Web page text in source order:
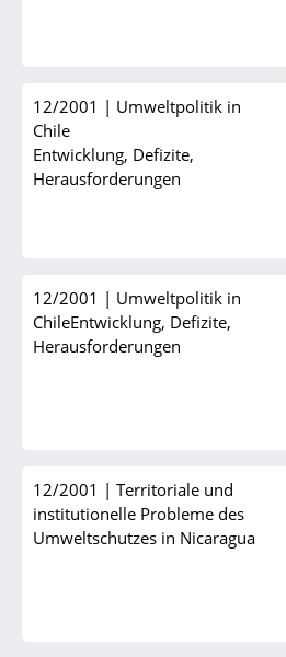
12/2001 | Umweltpolitik in
Chile
Entwicklung, Defizite,
Herausforderungen
12/2001 | Umweltpolitik in
ChileEntwicklung, Defizite,
Herausforderungen
12/2001 | Territoriale und
institutionelle Probleme des
Umweltschutzes in Nicaragua